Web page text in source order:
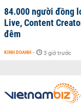
84.000 người đồng
Live, Content
đêm
KINH DOANH - 3 giờ trước